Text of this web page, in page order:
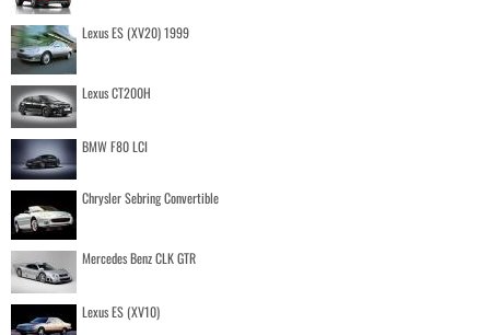
Lexus ES (XV20) 1999
Lexus CT200H
BMW F80 LCI
Chrysler Sebring Convertible
Mercedes Benz CLK GTR
Lexus ES (XV10)